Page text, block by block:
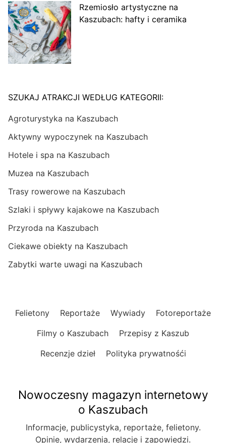
Rzemiosło artystyczne na
Kaszubach: hafty i ceramika
SZUKAJ ATRAKCJI WEDŁUG KATEGORII:
Agroturystyka na Kaszubach
Aktywny wypoczynek na Kaszubach
Hotele i spa na Kaszubach
Muzea na Kaszubach
Trasy rowerowe na Kaszubach
Szlaki i spływy kajakowe na Kaszubach
Przyroda na Kaszubach
Ciekawe obiekty na Kaszubach
Zabytki warte uwagi na Kaszubach
Felietony Reportaże Wywiady
Fotoreportaże
Filmy o Kaszubach
Przepisy z Kaszub
Recenzje dzieł
Polityka prywatnośći
Nowoczesny magazyn internetowy
o Kaszubach
Informacje, publicystyka, reportaże, felietony.
Opinie, wydarzenia, relacje i zapowiedzi.